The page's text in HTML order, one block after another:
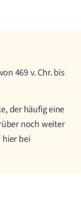
469 v. Chr. bis
der häufig eine
noch weiter
bei